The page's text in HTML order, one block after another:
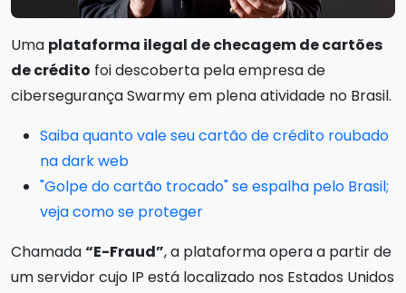
Uma plataforma ilegal de checagem de cartões
de crédito foi descoberta pela empresa de
cibersegurança Swarmy em plena atividade no Brasil.
Saiba quanto vale seu cartão de crédito roubado
na dark web
"Golpe do cartão trocado" se espalha pelo Brasil;
veja como se proteger
Chamada“E-Fraud”, a plataforma opera a partir de
um servidor cujo IP está localizado nos Estados Unidos